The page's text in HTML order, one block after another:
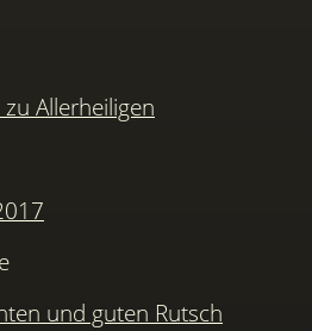
Allerheiligen
und guten Rutsch